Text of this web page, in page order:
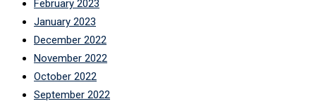
February 2023
January 2023
December 2022
November 2022
October 2022
September 2022